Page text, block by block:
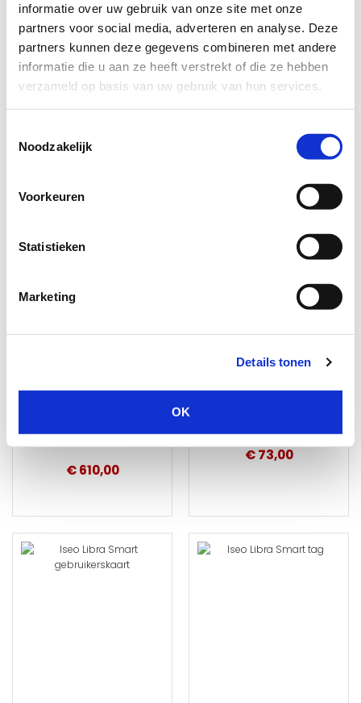
informatie over uw gebruik van onze site met onze
partners voor social media, adverteren en analyse. Deze
partners kunnen deze gegevens combineren met andere
informatie die u aan ze heeft verstrekt of die ze hebben
verzameld op basis van uw gebruik van hun services.
Noodzakelijk
Voorkeuren
Statistieken
Marketing
Details tonen
OK
Iseo Libra Smart | grote knop - elektronische knop SKG3
Levertijd: 1 tot 3 werkdagen
✓ Uniek bedieningsgemak
gebruikers
Levertijd: 1 tot 3 werkdagen
✓ Uniek bedieningsgemak
gebruikers
€ 610,00
€ 73,00